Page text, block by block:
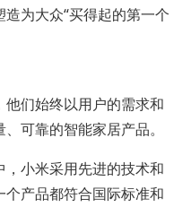
为大众“买得起的第一个
们始终以用户的需求和
可靠的智能家居产品。
小米采用先进的技术和
产品都符合国际标准和